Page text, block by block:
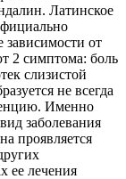
Латинское
зависимости от
2 симптома: боль
слизистой
не всегда
Именно
заболевания
проявляется
ее лечения